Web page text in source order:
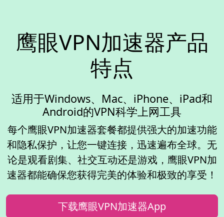
鹰眼VPN加速器产品
特点
适用于Windows、Mac、iPhone、iPad和
Android的VPN科学上网工具
每个鹰眼VPN加速器套餐都提供强大的加速功能
和隐私保护，让您一键连接，迅速遍布全球。无
论是观看剧集、社交互动还是游戏，鹰眼VPN加
速器都能确保您获得完美的体验和极致的享受！
下载鹰眼VPN加速器App